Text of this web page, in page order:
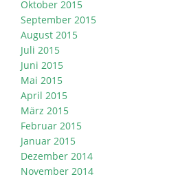
Oktober 2015
September 2015
August 2015
Juli 2015
Juni 2015
Mai 2015
April 2015
März 2015
Februar 2015
Januar 2015
Dezember 2014
November 2014